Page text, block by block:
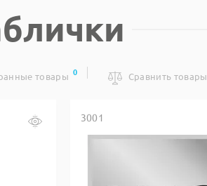
товары 0 Сравнить товары
3001